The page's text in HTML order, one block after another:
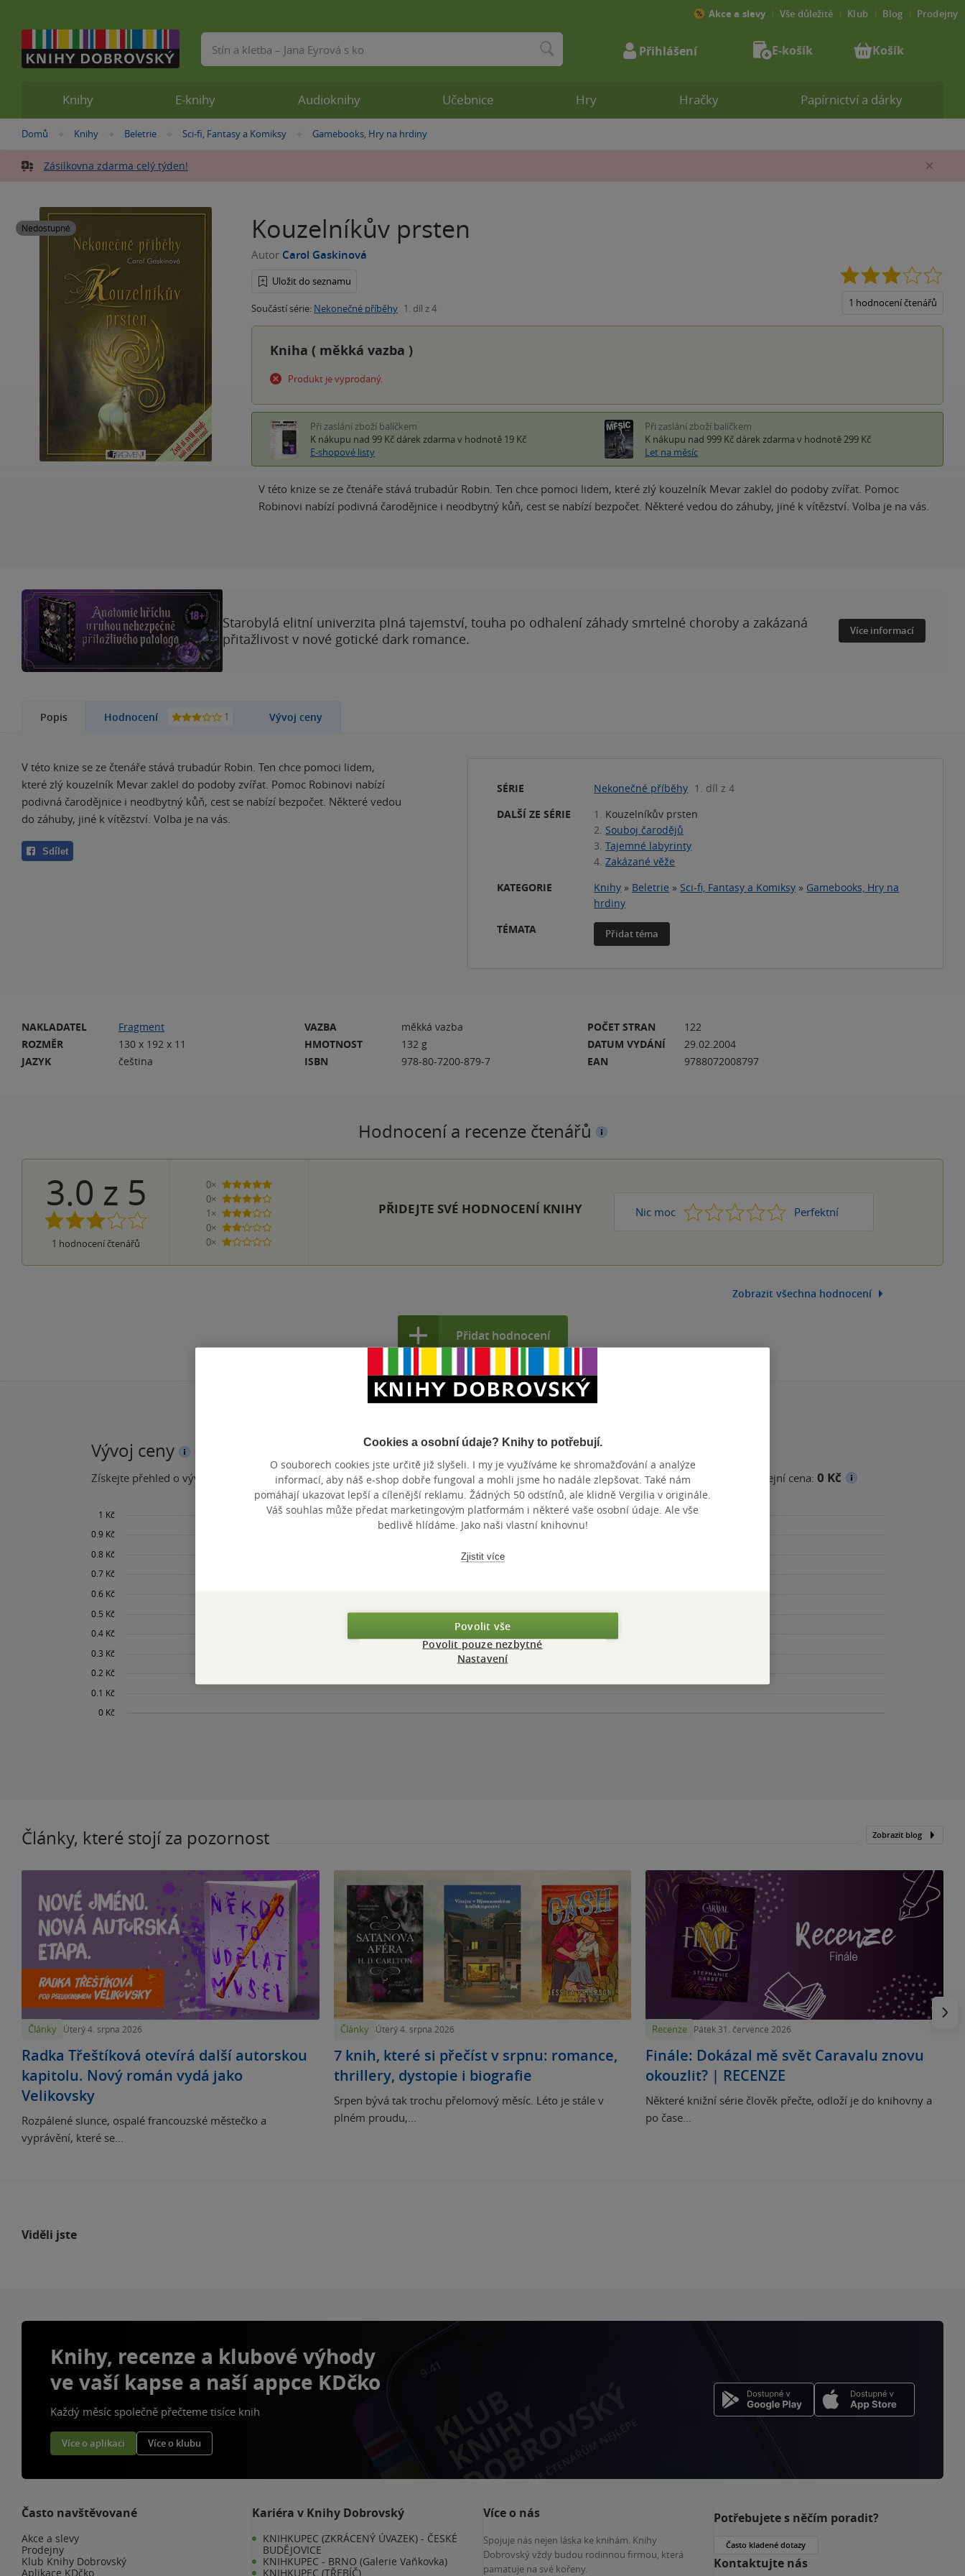
Nacházíte
zde:
Domů »
Knihy »
Beletrie »
Sci-fi, Fantasy a Komiksy »
Gamebooks, Hry na hrdiny
Zásilkovna zdarma celý týden!
Nedostupné Kouzelníkův prsten
Autor Carol Gaskinová
Uložit do seznamu
Součástí série: Nekonečné příběhy 1. díl z 4 1 hodnocení čtenářů
Kniha ( měkká vazba )
Produkt je vyprodaný.
Při zaslání zboží balíčkem
K nákupu nad 99 Kč dárek zdarma v hodnotě 19 Kč
E-shopové listy
Při zaslání zboží balíčkem
K nákupu nad 999 Kč dárek zdarma v hodnotě 299 Kč
Let na měsíc
V této knize se ze čtenáře stává trubadúr Robin. Ten chce pomoci lidem, které zlý kouzelník Mevar zaklel do podoby zvířat. Pomoc
Robinovi nabízí podivná čarodějnice i neodbytný kůň, cest se nabízí bezpočet. Některé vedou do záhuby, jiné k vítězství. Volba je na vás.
Starobylá elitní univerzita plná tajemství, touha po odhalení záhady smrtelné choroby a zakázaná
přitažlivost v nové gotické dark romance.
Více informací
Popis Hodnocení 1 Vývoj ceny
V této knize se ze čtenáře stává trubadúr Robin. Ten chce pomoci lidem,
které zlý kouzelník Mevar zaklel do podoby zvířat. Pomoc Robinovi nabízí
podivná čarodějnice i neodbytný kůň, cest se nabízí bezpočet. Některé vedou
do záhuby, jiné k vítězství. Volba je na vás.
Sdílet
SÉRIE Nekonečné příběhy 1. díl z 4
DALŠÍ ZE SÉRIE
1. Kouzelníkův prsten
2. Souboj čarodějů
3. Tajemné labyrinty
4. Zakázané věže
KATEGORIE
Knihy » Beletrie » Sci-fi, Fantasy a Komiksy » Gamebooks, Hry na
hrdiny
TÉMATA
Přidat téma
NAKLADATEL
Fragment
ROZMĚR
130 x 192 x 11
JAZYK
čeština
VAZBA
měkká vazba
HMOTNOST
132 g
ISBN
978-80-7200-879-7
POČET STRAN
122
DATUM VYDÁNÍ
29.02.2004
EAN
9788072008797
Hodnocení a recenze čtenářů
3.0 z 5
1 hodnocení čtenářů
0×
5 hvězdiček
0×
4 hvězdičky
1×
3 hvězdičky
0×
2 hvězdičky
0×
1 hvezdička
PŘIDEJTE SVÉ HODNOCENÍ KNIHY Nic moc 1 2 3 4 Perfektní
5
Zobrazit všechna hodnocení
Přidat hodnocení
Vývoj ceny
Získejte přehled o vývoji ceny za posledních 60 dní. Maloobchodní cena Minimální prodejní cena: 0 Kč
Články, které stojí za pozornost Zobrazit blog
Články Úterý 4. srpna 2026
Radka Třeštíková otevírá další autorskou
kapitolu. Nový román vydá jako
Velikovsky
Rozpálené slunce, ospalé francouzské městečko a
vyprávění, které se...
Články Úterý 4. srpna 2026
7 knih, které si přečíst v srpnu: romance,
thrillery, dystopie i biografie
Srpen bývá tak trochu přelomový měsíc. Léto je stále v
plném proudu,...
Recenze Pátek 31. července 2026
Finále: Dokázal mě svět Caravalu znovu
okouzlit? | RECENZE
Některé knižní série člověk přečte, odloží je do knihovny a
po čase...
Knihy E-knihy Audioknihy Učebnice Hry Hračky Papírnictví a dárky
Akce a slevy Vše důležité Klub Blog Prodejny
Vyhledávání Přihlášení E-košík Košík
Viděli jste
Knihy, recenze a klubové výhody
ve vaší kapse a naší appce KDčko
Každý měsíc společně přečteme tisíce knih
Více o aplikaci Více o klubu
Často navštěvované
Akce a slevy
Prodejny
Klub Knihy Dobrovský
Aplikace KDčko
Kariéra v Knihy Dobrovský
KNIHKUPEC (ZKRÁCENÝ ÚVAZEK) - ČESKÉ
BUDĚJOVICE
KNIHKUPEC - BRNO (Galerie Vaňkovka)
KNIHKUPEC (TŘEBÍČ)
Více o nás
Spojuje nás nejen láska ke knihám. Knihy
Dobrovský vždy budou rodinnou firmou, která
pamatuje na své kořeny.
Potřebujete s něčím poradit?
Často kladené dotazy
Kontaktujte nás
Cookies a osobní údaje? Knihy to potřebují.
O souborech cookies jste určitě již slyšeli. I my je využíváme ke shromažďování a analýze
informací, aby náš e-shop dobře fungoval a mohli jsme ho nadále zlepšovat. Také nám
pomáhají ukazovat lepší a cílenější reklamu. Žádných 50 odstínů, ale klidně Vergilia v originále.
Váš souhlas může předat marketingovým platformám i některé vaše osobní údaje. Ale vše
bedlivě hlídáme. Jako naši vlastní knihovnu!
Zjistit více
Povolit vše
Povolit pouze nezbytné
Nastavení